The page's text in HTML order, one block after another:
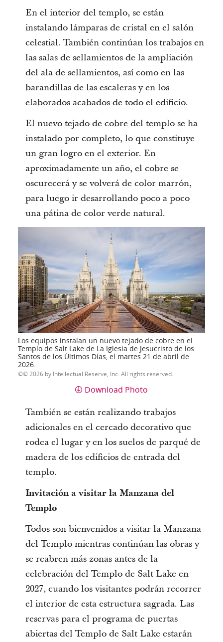
En el interior del templo, se están
instalando lámparas de cristal en el salón
celestial. También continúan los trabajos en
las salas de sellamientos de la ampliación
del ala de sellamientos, así como en las
barandillas de las escaleras y en los
elaborados acabados de todo el edificio.
El nuevo tejado de cobre del templo se ha
instalado por completo, lo que constituye
un gran logro en el exterior. En
aproximadamente un año, el cobre se
oscurecerá y se volverá de color marrón,
para luego ir desarrollando poco a poco
una pátina de color verde natural.
Los equipos instalan un nuevo tejado de cobre en el
Templo de Salt Lake de La Iglesia de Jesucristo de los
Santos de los Últimos Días, el martes 21 de abril de
2026.
© 2026 by Intellectual Reserve, Inc. All rights reserved.
Download Photo
También se están realizando trabajos
adicionales en el cercado decorativo que
rodea el lugar y en los suelos de parqué de
madera de los edificios de entrada del
templo.
Invitación a visitar la Manzana del
Templo
Todos son bienvenidos a visitar la Manzana
del Templo mientras continúan las obras y
se reabren más zonas antes de la
celebración del Templo de Salt Lake en
2027, cuando los visitantes podrán recorrer
el interior de esta estructura sagrada. Las
reservas para el programa de puertas
abiertas del Templo de Salt Lake estarán